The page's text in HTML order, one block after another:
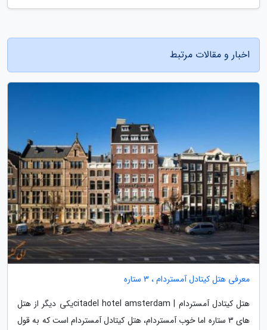
اخبار و مقالات مرتبط
معرفی هتل کیتادل آمستردام ، 3 ستاره
هتل کیتادل آمستردام | citadel hotel amsterdamیکی دیگر از هتل
های 3 ستاره اما خوب آمستردام، هتل کیتادل آمستردام است که به قول